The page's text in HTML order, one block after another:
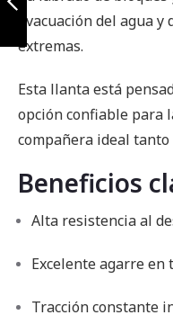
Anterior
evacuación del agua
extremas.
Esta llanta está
opción confiable para
compañera ideal
Beneficios
Alta resistencia al
Excelente agarre en
Tracción constante